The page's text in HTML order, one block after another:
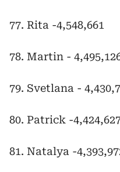
77. Rita -4,548,661
78. Martin -
79. Svetlana -
80. Patrick -
81. Natalya -